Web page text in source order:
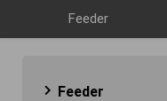
Feeder
Feeder